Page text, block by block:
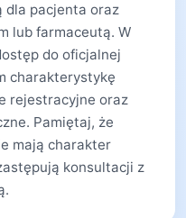
dla pacjenta oraz
lub farmaceutą. W
do oficjalnej
charakterystykę
rejestracyjne oraz
Pamiętaj, że
mają charakter
konsultacji z